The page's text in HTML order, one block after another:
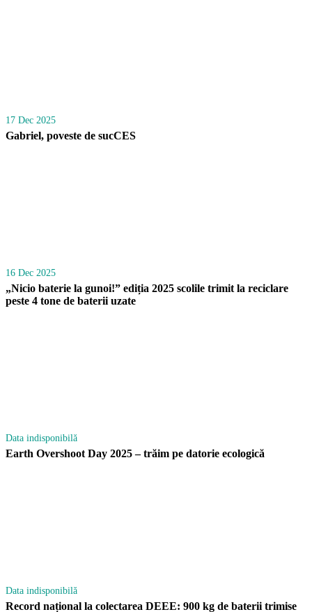
17 Dec 2025
Gabriel, poveste de sucCES
16 Dec 2025
„Nicio baterie la gunoi!” ediția 2025 scolile trimit la reciclare
peste 4 tone de baterii uzate
Data indisponibilă
Earth Overshoot Day 2025 – trăim pe datorie ecologică
Data indisponibilă
Record național la colectarea DEEE: 900 kg de baterii trimise